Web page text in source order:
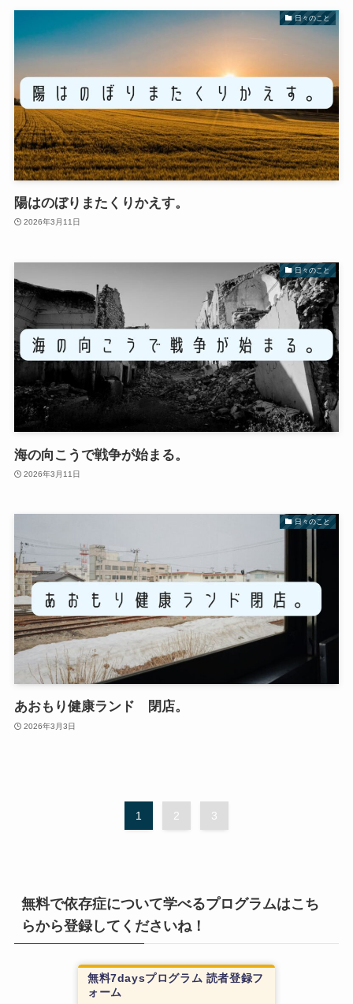
日々のこと
陽はのぼりまたくりかえす。
2026年3月11日
日々のこと
海の向こうで戦争が始まる。
2026年3月11日
日々のこと
あおもり健康ランド 閉店。
2026年3月3日
1 2 3
無料で依存症について学べるプログラムはこち
らから登録してくださいね！
無料7daysプログラム 読者登録フ
ォーム